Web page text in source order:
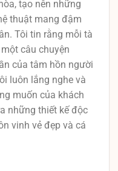
tạo nên những
thuật mang đậm
Tôi tin rằng mỗi tà
câu chuyện
của tâm hồn người
luôn lắng nghe và
muốn của khách
những thiết kế độc
vinh vẻ đẹp và cá